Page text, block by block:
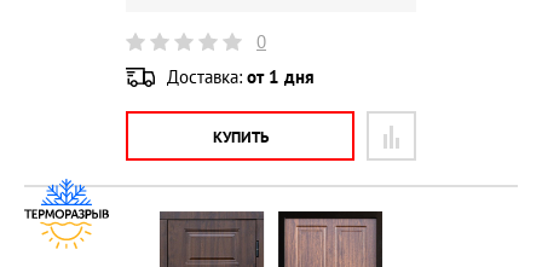
0
Доставка: от 1 дня
КУПИТЬ